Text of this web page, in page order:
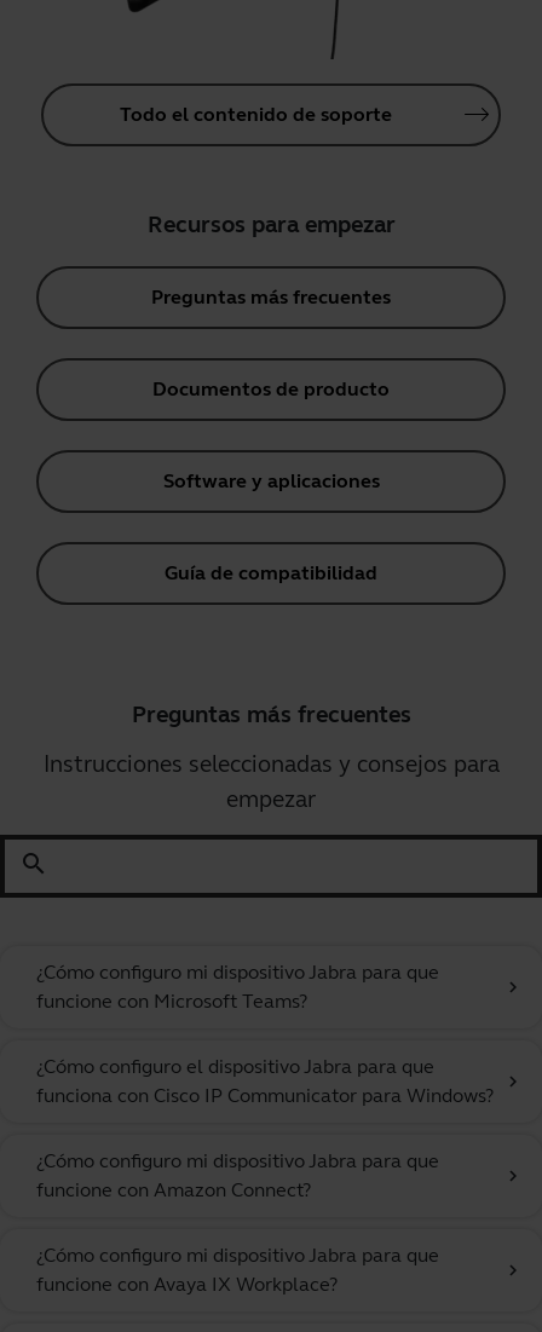
Todo el contenido de soporte
Recursos para empezar
Preguntas más frecuentes
Documentos de producto
Software y aplicaciones
Guía de compatibilidad
Preguntas más frecuentes
Instrucciones seleccionadas y consejos para
empezar
search
¿Cómo configuro mi dispositivo Jabra para que
funcione con Microsoft Teams?
chevron_right
¿Cómo configuro el dispositivo Jabra para que
funciona con Cisco IP Communicator para Windows?
chevron_right
¿Cómo configuro mi dispositivo Jabra para que
funcione con Amazon Connect?
chevron_right
¿Cómo configuro mi dispositivo Jabra para que
funcione con Avaya IX Workplace?
chevron_right